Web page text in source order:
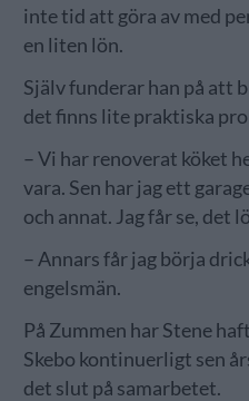
inte tid att göra av med
en liten lön.
Själv funderar han på att
det finns lite praktiska
– Vi har renoverat köket
vara. Sen har jag ett
och annat. Jag får se, det
– Annars får jag börja
engelsmän.
På Zummen har Stene
Skebo kontinuerligt sen
det slut på samarbetet.